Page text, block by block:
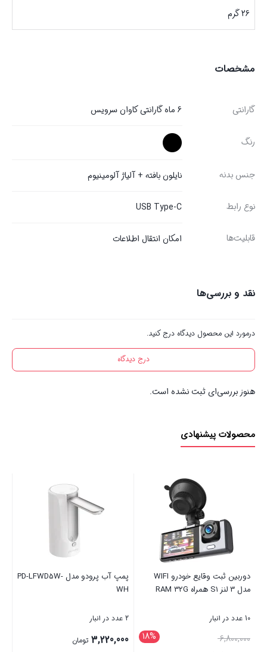
26 گرم
مشخصات
گارانتی 6 ماه گارانتی کاوان سرویس
رنگ
جنس بدنه نایلون بافته + آلیاژ آلومینیوم
نوع رابط USB Type-C
قابلیت‌ها امکان انتقال اطلاعات
نقد و بررسی‌ها
درمورد این محصول دیدگاه درج کنید.
درج دیدگاه
هنوز بررسی‌ای ثبت نشده است.
محصولات پیشنهادی
پمپ آب پرودو مدل PD-LFWD5W-
فلش مموری ریوکس مدل مختف
USB3 ظرفیت 32 گیگابایت
تومان
دوربین سیمکارت خور
10,500,000